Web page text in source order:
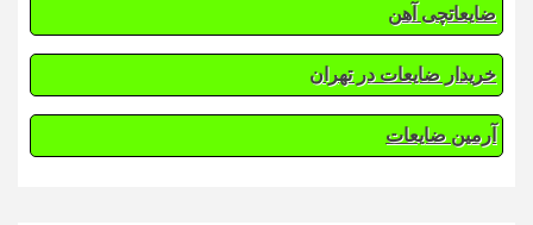
ضایعاتچی آهن
خریدار ضایعات در تهران
آرمین ضایعات